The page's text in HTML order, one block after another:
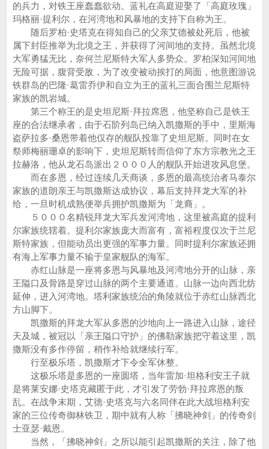
的兵力，对铁王座蠢蠢欲动。蓝礼在高庭迎娶了「高庭玫瑰」
玛格丽·提利尔，在河湾地和风暴地的支持下自称为王。
随后罗柏·史塔克在得知自己的父亲艾德被处死后，他被
属下封臣推举为北境之王，并获得了河间地的支持。虽然北境
大军勇猛无比，奈何兰尼斯特大军人多势众。罗柏深知河间地
无险可据，腹背受敌，为了改变被动挨打的局面，他意图游说
铁群岛的巴隆·葛雷乔伊和自立为王的蓝礼三面合围兰尼斯特
家族的凯岩城。
第三个称王的是史坦尼斯·拜拉席恩，他坚称自己是铁王
座的合法继承者，由于石阶列岛已纳入凯撒斯的手中，里斯海
盗萨拉多·桑恩带着他仅存的舰队投靠了史坦尼斯。同时在女
祭师梅丽珊卓的影响下，史坦尼斯转而信仰了东方宗教光之王
拉赫洛，他从龙石岛派出２０００人的舰队开始进攻风息堡。
而在多恩，经过连续几天商谈，多恩的最高统治者马泰尔
家族的道朗亲王与凯撒斯达成协议，幕后支持拜龙大军的补
给，一旦时机成熟便举兵拥护凯撒斯为「龙裔」。
５０００名精锐拜龙大军兵发河湾地，这里被高庭的提利
尔家族统辖着。提利尔家族庞大而富有，富裕程度仅次于兰尼
斯特家族，但能动员出更强的军事力量。同时提利尔家族还拥
有海上军事力量不输于皇家舰队的海军。
赤红山脉是一座将多恩与风暴地及河湾地分开的山脉，亲
王隘口及骨路是穿过山脉的两个主要通道。山脉一边向西北纺
延伸，进入河湾地。塔利家族统治的角陵就位于赤红山脉西北
方山脚下。
凯撒斯的拜龙大军从多恩的沙地向上一路进入山脉，途径
天及城，被冠以「亲王隘口守护」的佛勒家族把守着这里，凯
撒斯没有多作停留，稍作补给就继续行军。
行至极乐塔，凯撒斯才下令全军休整。
这极乐塔是多恩的一座圆塔，当年雷加·坦格利安王子就
是将莱安娜·史塔克藏匿于此，才引发了劳勃·拜拉席恩的叛
乱。在战争末期，艾德·史塔克与六名同伴在此大战坦格利安
家的三位传奇御林铁卫，期中就有人称「拂晓神剑」的传奇剑
士亚瑟·戴恩。
当然，「拂晓神剑」之所以能引起凯撒斯的关注，除了他